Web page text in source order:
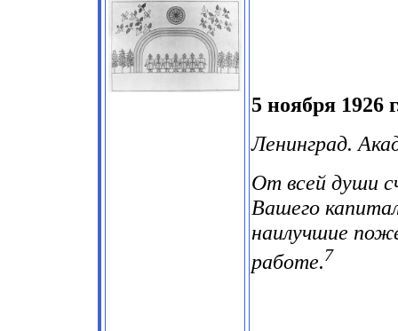
5 ноября 1926
Ленинград.
От всей души
Вашего
наилучшие
работе.7